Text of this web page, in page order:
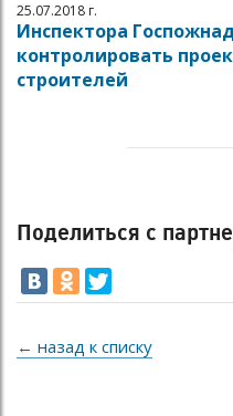
25.07.2018 г.
Инспектора
контролировать
строителей
Поделиться с
← назад к списку